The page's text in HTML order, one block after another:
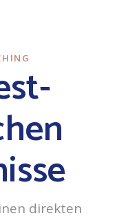
direkten